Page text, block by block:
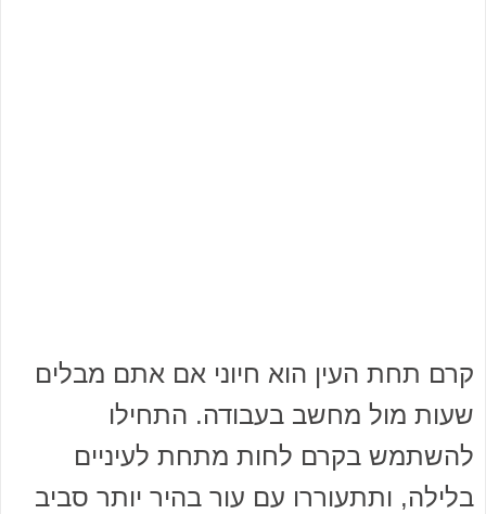
קרם תחת העין הוא חיוני אם אתם מבלים
שעות מול מחשב בעבודה. התחילו
להשתמש בקרם לחות מתחת לעיניים
בלילה, ותתעוררו עם עור בהיר יותר סביב